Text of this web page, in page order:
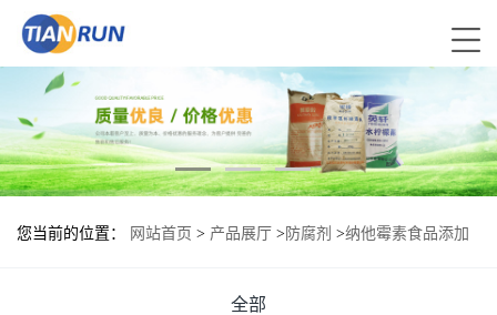
您当前的位置： 网站首页 > 产品展厅 >防腐剂 >纳他霉素食品添加
全部